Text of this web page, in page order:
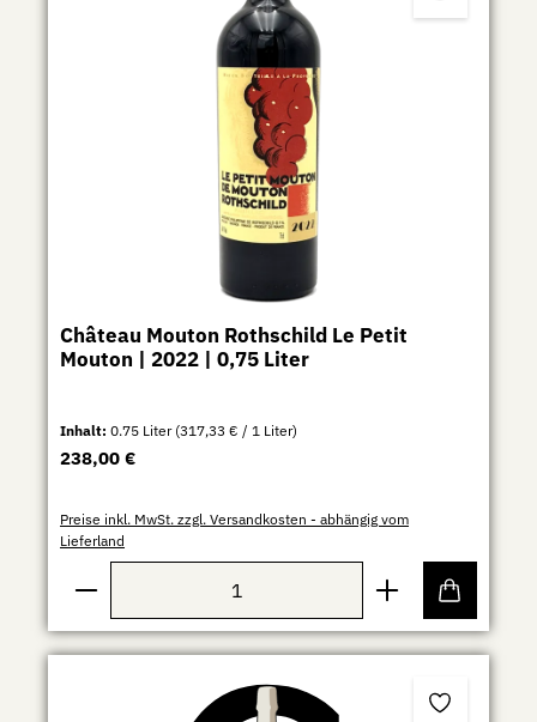
Château Mouton Rothschild Le Petit
Mouton | 2022 | 0,75 Liter
Inhalt:0.75 Liter (317,33 € / 1 Liter)
Regulärer Preis:
238,00 €
Preise inkl. MwSt. zzgl. Versandkosten - abhängig vom
Lieferland
Produkt Anzahl: Gib den gewünschten Wert ein